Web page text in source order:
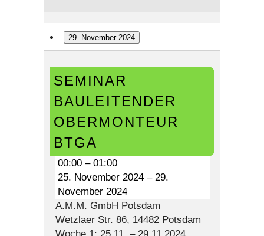
29. November 2024
Bauleitender
Obermonteur
BTGA
SEMINAR
BAULEITENDER
OBERMONTEUR
BTGA
00:00 – 01:00
25. November 2024 – 29.
November 2024
A.M.M. GmbH Potsdam
Wetzlaer Str. 86, 14482 Potsdam
Woche 1: 25.11. – 29.11.2024